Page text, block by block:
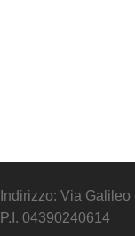
Indirizzo: Via
P.I. 04390240614